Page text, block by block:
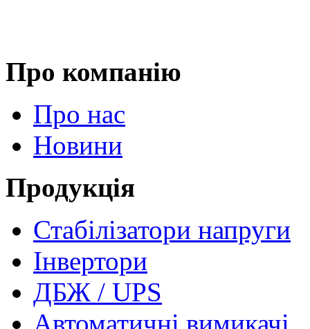
Про компанію
Про нас
Новини
Продукція
Стабілізатори напруги
Інвертори
ДБЖ / UPS
Автоматичні вимикачі